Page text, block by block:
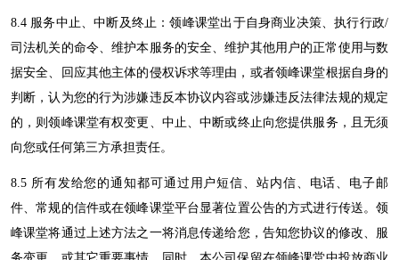
8.4 服务中止、中断及终止：领峰课堂出于自身商业决策、执行行政/
司法机关的命令、维护本服务的安全、维护其他用户的正常使用与数
据安全、回应其他主体的侵权诉求等理由，或者领峰课堂根据自身的
判断，认为您的行为涉嫌违反本协议内容或涉嫌违反法律法规的规定
的，则领峰课堂有权变更、中止、中断或终止向您提供服务，且无须
向您或任何第三方承担责任。
8.5 所有发给您的通知都可通过用户短信、站内信、电话、电子邮
件、常规的信件或在领峰课堂平台显著位置公告的方式进行传送。领
峰课堂将通过上述方法之一将消息传递给您，告知您协议的修改、服